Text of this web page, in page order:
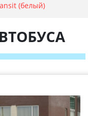
(белый)